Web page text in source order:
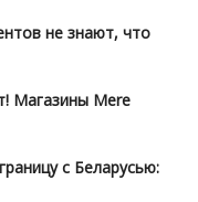
не знают, что
Магазины Mere
с Беларусью: